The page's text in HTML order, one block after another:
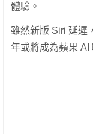
體驗。
雖然新版 Siri 延遲
年或將成為蘋果 AI